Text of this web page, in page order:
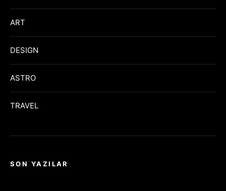
ART
DESIGN
ASTRO
TRAVEL
SON YAZILAR